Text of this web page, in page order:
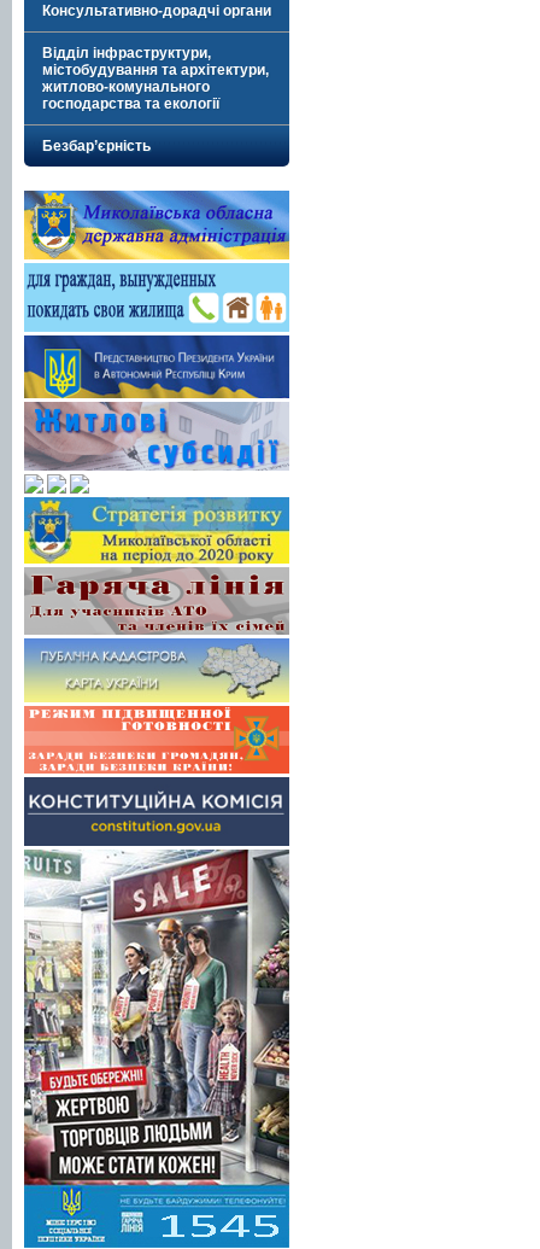
Консультативно-дорадчі органи
Відділ інфраструктури,
містобудування та архітектури,
житлово-комунального
господарства та екології
Безбар’єрність